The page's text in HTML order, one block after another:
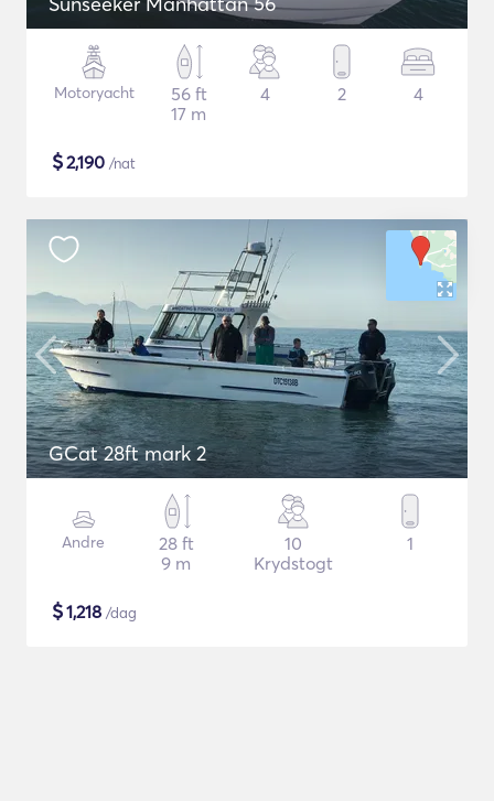
Motoryacht
56 ft
17 m
4 2 4
$2,190 /nat
GCat 28ft mark 2
Andre
28 ft
9 m
10
Krydstogt
1
$1,218 /dag